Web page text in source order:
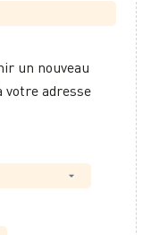
un nouveau
votre adresse